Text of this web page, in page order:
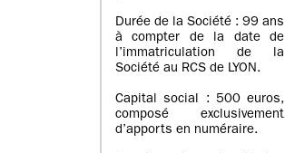
Durée de la Société : 99 ans
à compter de la date de
l’immatriculation de la
Société au RCS de LYON.
Capital social : 500 euros,
composé exclusivement
d’apports en numéraire.